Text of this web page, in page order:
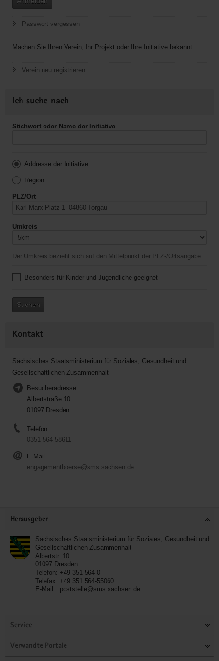
Passwort vergessen
Machen Sie Ihren Verein, Ihr Projekt oder Ihre Initiative bekannt.
Verein neu registrieren
Ich suche nach
Stichwort oder Name der Initiative
Addresse der Initiative
Region
PLZ/Ort
Umkreis
Der Umkreis bezieht sich auf den Mittelpunkt der PLZ-/Ortsangabe.
Besonders für Kinder und Jugendliche geeignet
Suchen
Kontakt
Sächsisches Staatsministerium für Soziales, Gesundheit und
Gesellschaftlichen Zusammenhalt
Besucheradresse:
Albertstraße 10
01097 Dresden
Telefon:
0351 564-58611
E-Mail
engagementboerse@sms.sachsen.de
Herausgeber
Sächsisches Staatsministerium für Soziales, Gesundheit und
Gesellschaftlichen Zusammenhalt
Albertstr. 10
01097 Dresden
Telefon: +49 351 564-0
Telefax: +49 351 564-55060
E-Mail:
poststelle@sms.sachsen.de
Service
Verwandte Portale